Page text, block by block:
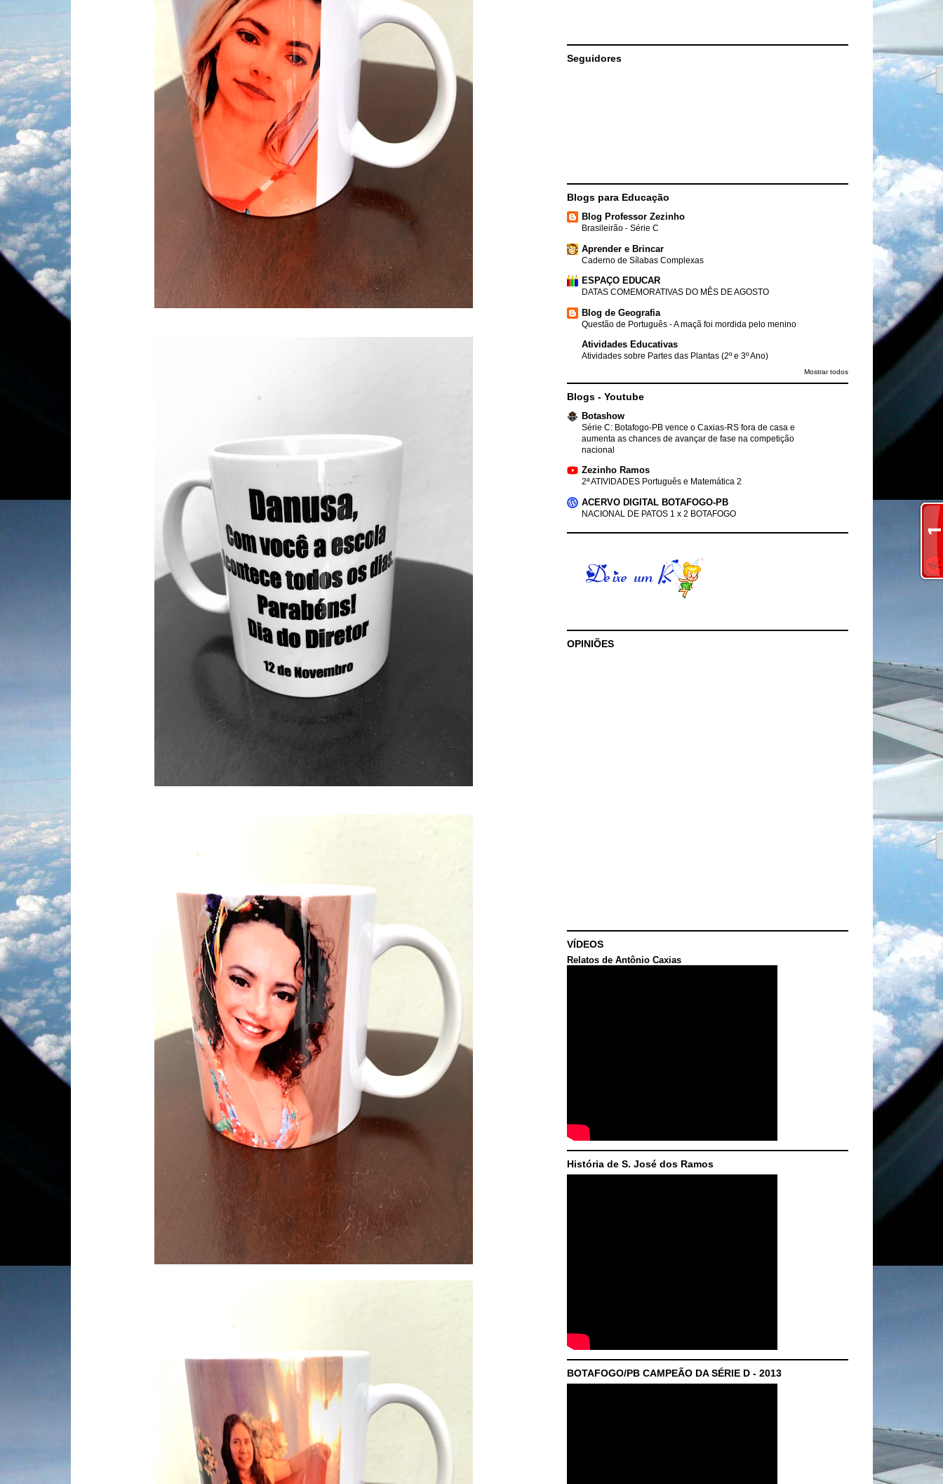
Seguidores
Blogs para Educação
Blog Professor Zezinho
Brasileirão - Série C
Aprender e Brincar
Caderno de Sílabas Complexas
ESPAÇO EDUCAR
DATAS COMEMORATIVAS DO MÊS DE AGOSTO
Blog de Geografia
Questão de Português - A maçã foi mordida pelo menino
Atividades Educativas
Atividades sobre Partes das Plantas (2º e 3º Ano)
Mostrar todos
Blogs - Youtube
Botashow
Série C: Botafogo-PB vence o Caxias-RS fora de casa e
aumenta as chances de avançar de fase na competição
nacional
Zezinho Ramos
2ª ATIVIDADES Português e Matemática 2
ACERVO DIGITAL BOTAFOGO-PB
NACIONAL DE PATOS 1 x 2 BOTAFOGO
OPINIÕES
VÍDEOS
Relatos de Antônio Caxias
História de S. José dos Ramos
BOTAFOGO/PB CAMPEÃO DA SÉRIE D - 2013